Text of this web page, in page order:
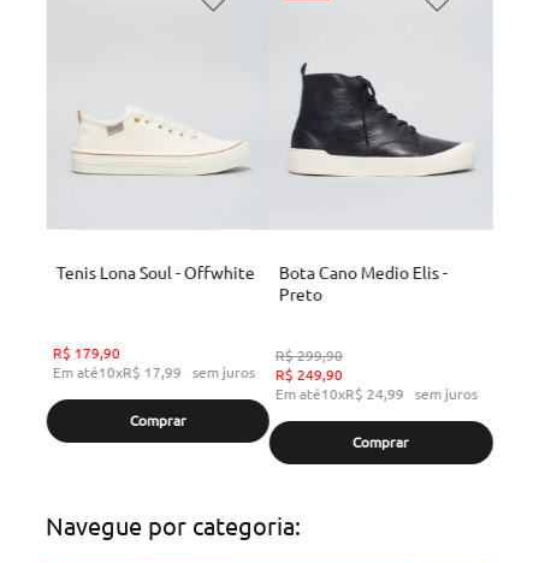
Tenis Lona Soul - Offwhite
R$ 179,90
Em até10xR$ 17,99 sem juros
Comprar
Bota Cano Medio Elis -
Preto
R$299,90
R$ 249,90
Em até10xR$ 24,99 sem juros
Comprar
Navegue por categoria: